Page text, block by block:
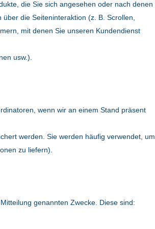
die Sie sich angesehen oder nach denen
die Seiteninteraktion (z. B. Scrollen,
mit denen Sie unseren Kundendienst
usw.).
wenn wir an einem Stand präsent
werden. Sie werden häufig verwendet, um
zu liefern).
genannten Zwecke. Diese sind: